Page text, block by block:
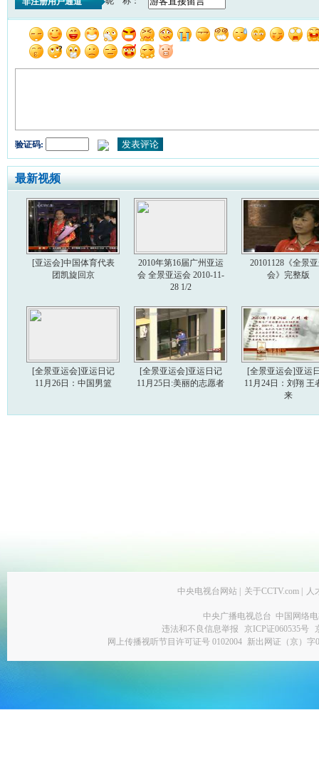
验证码:
最新视频
[亚运会]中国体育代表
团凯旋回京
2010年第16届广州亚运
会 全景亚运会 2010-11-
28 1/2
20101128《全景
会》完整版
[全景亚运会]亚运日记
11月26日：中国男篮
[全景亚运会]亚运日记
11月25日:美丽的志愿者
[全景亚运会]亚运
11月24日：刘翔 王
来
中央电视台网站 关于CCTV.com 人
中央广播电视总台 中国网络
违法和不良信息举报
京ICP证060535号
网上传播视听节目许可证号 0102004 新出网证（京）